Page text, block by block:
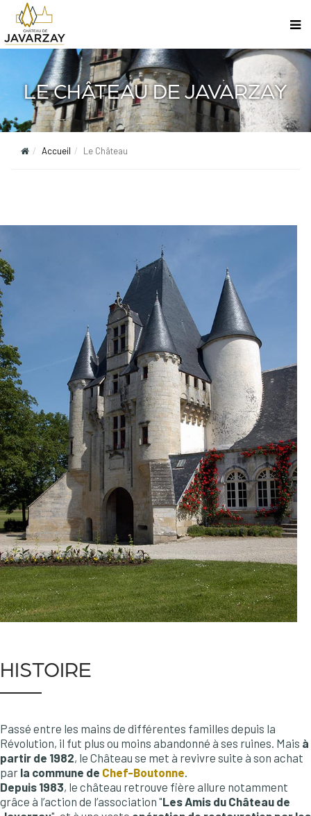
LE CHÂTEAU DE JAVARZAY
Accueil Le Château
HISTOIRE
Passé entre les mains de différentes familles depuis la
Révolution, il fut plus ou moins abandonné à ses ruines. Mais à
partir de 1982, le Château se met à revivre suite à son achat
par la commune de Chef-Boutonne
Depuis 1983, le château retrouve fière allure notamment
grâce à l’action de l’association "Les Amis du Château de